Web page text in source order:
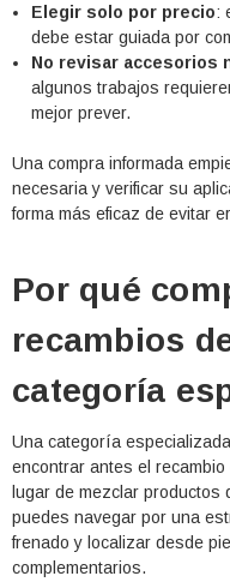
Elegir solo por precio:
debe estar guiada por
No revisar accesorios
algunos trabajos
mejor prever.
Una compra informada
necesaria y verificar su
forma más eficaz de evitar
Por qué
recambios
categoría
Una categoría
encontrar antes el
lugar de mezclar productos
puedes navegar por una
frenado y localizar desde
complementarios.